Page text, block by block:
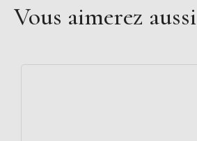
Vous aimerez aussi